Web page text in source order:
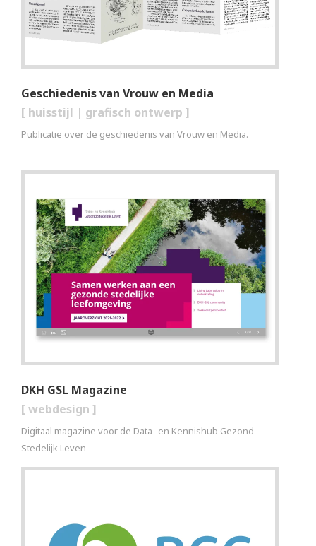
Geschiedenis van Vrouw en Media
[ huisstijl | grafisch ontwerp ]
Publicatie over de geschiedenis van Vrouw en Media.
DKH GSL Magazine
[ webdesign ]
Digitaal magazine voor de Data- en Kennishub Gezond
Stedelijk Leven